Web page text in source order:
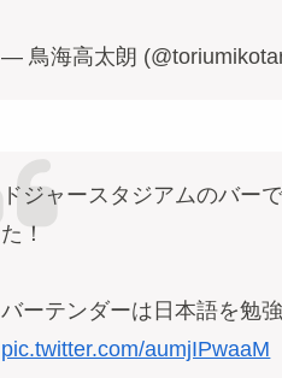
— 鳥海高太朗
ドジャースタジアムのバー
た！
バーテンダーは日本語を勉
pic.twitter.com/aumjIPwaaM